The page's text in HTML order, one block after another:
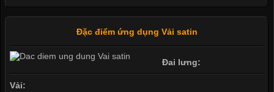
Đặc điểm ứng dụng Vải satin
Đai lưng:
Vải: